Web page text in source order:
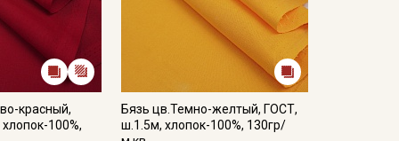
красный,
100%,
Бязь цв.Темно-желтый, ГОСТ,
ш.1.5м, хлопок-100%, 130гр/